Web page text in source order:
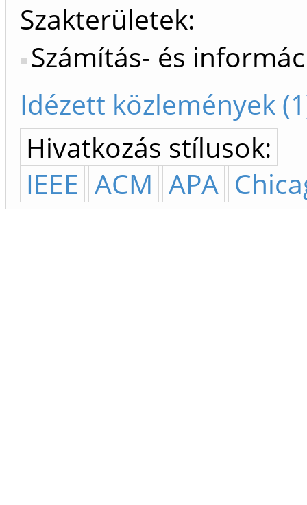
Szakterületek:
Számítás- és
Idézett közlemények
Hivatkozás stílusok:
IEEE ACM APA